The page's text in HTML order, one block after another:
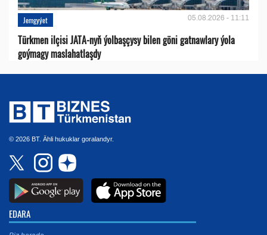
Jemgyýet 05.08.2026 - 11:11
Türkmen ilçisi JATA-nyň ýolbaşçysy bilen göni gatnawlary ýola
goýmagy maslahatlaşdy
© 2026 BT. Ähli hukuklar goralandyr.
EDARA